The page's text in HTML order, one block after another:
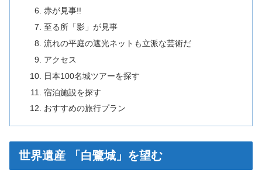
赤が見事!!
至る所「影」が見事
流れの平庭の遮光ネットも立派な芸術だ
アクセス
日本100名城ツアーを探す
宿泊施設を探す
おすすめの旅行プラン
世界遺産 「白鷺城」を望む